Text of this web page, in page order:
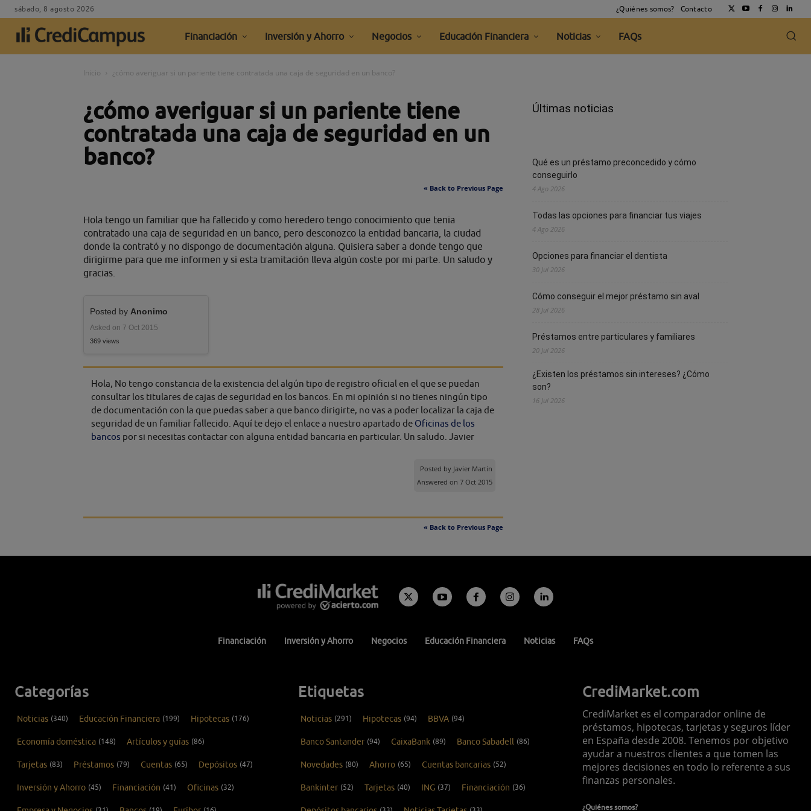
sábado, 8 agosto 2026 ¿Quiénes somos? Contacto
Financiación Inversión y Ahorro Negocios Educación Financiera Noticias FAQs
Inicio ¿cómo averiguar si un pariente tiene contratada una caja de seguridad en un banco?
¿cómo averiguar si un pariente tiene
contratada una caja de seguridad en un
banco?
« Back to Previous Page
Hola tengo un familiar que ha fallecido y como heredero tengo conocimiento que tenia
contratado una caja de seguridad en un banco, pero desconozco la entidad bancaria, la ciudad
donde la contrató y no dispongo de documentación alguna. Quisiera saber a donde tengo que
dirigirme para que me informen y si esta tramitación lleva algún coste por mi parte. Un saludo y
gracias.
Posted by Anonimo
Asked on 7 Oct 2015
369 views
Hola, No tengo constancia de la existencia del algún tipo de registro oficial en el que se puedan
consultar los titulares de cajas de seguridad en los bancos. En mi opinión si no tienes ningún tipo
de documentación con la que puedas saber a que banco dirigirte, no vas a poder localizar la caja de
seguridad de un familiar fallecido. Aquí te dejo el enlace a nuestro apartado de Oficinas de los
bancos por si necesitas contactar con alguna entidad bancaria en particular. Un saludo. Javier
Posted by Javier Martin
Answered on 7 Oct 2015
« Back to Previous Page
Últimas noticias
Qué es un préstamo preconcedido y cómo
conseguirlo
4 Ago 2026
Todas las opciones para financiar tus viajes
4 Ago 2026
Opciones para financiar el dentista
30 Jul 2026
Cómo conseguir el mejor préstamo sin aval
28 Jul 2026
Préstamos entre particulares y familiares
20 Jul 2026
¿Existen los préstamos sin intereses? ¿Cómo
son?
16 Jul 2026
Financiación Inversión y Ahorro Negocios Educación Financiera Noticias FAQs
Categorías
Noticias (340) Educación Financiera (199) Hipotecas (176)
Economía doméstica (148) Artículos y guías (86)
Tarjetas (83) Préstamos (79) Cuentas (65) Depósitos (47)
Inversión y Ahorro (45) Financiación (41) Oficinas (32)
Etiquetas
Noticias (291) Hipotecas (94) BBVA (94)
Banco Santander (94) CaixaBank (89) Banco Sabadell (86)
Novedades (80) Ahorro (65) Cuentas bancarias (52)
Bankinter (52) Tarjetas (40) ING (37) Financiación (36)
CrediMarket.com
CrediMarket es el comparador online de
préstamos, hipotecas, tarjetas y seguros líder
en España desde 2008. Tenemos por objetivo
ayudar a nuestros clientes a que tomen las
mejores decisiones en todo lo referente a sus
finanzas personales.
¿Quiénes somos?